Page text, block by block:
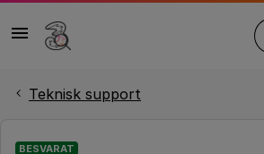
Teknisk support
BESVARAT